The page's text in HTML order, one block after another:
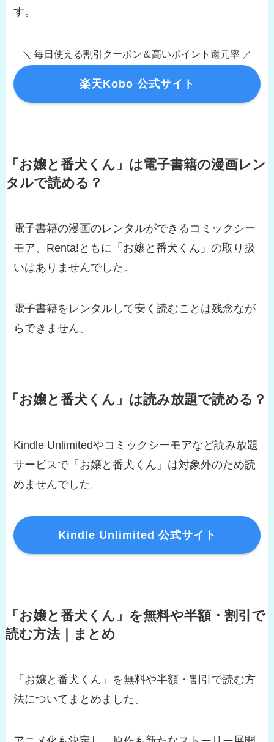
す。
＼ 毎日使える割引クーポン＆高いポイント還元率 ／
楽天Kobo 公式サイト
「お嬢と番犬くん」は電子書籍の漫画レン
タルで読める？
電子書籍の漫画のレンタルができるコミックシー
モア、Renta!ともに「お嬢と番犬くん」の取り扱
いはありませんでした。
電子書籍をレンタルして安く読むことは残念なが
らできません。
「お嬢と番犬くん」は読み放題で読める？
Kindle Unlimitedやコミックシーモアなど読み放題
サービスで「お嬢と番犬くん」は対象外のため読
めませんでした。
Kindle Unlimited 公式サイト
「お嬢と番犬くん」を無料や半額・割引で
読む方法｜まとめ
「お嬢と番犬くん」を無料や半額・割引で読む方
法についてまとめました。